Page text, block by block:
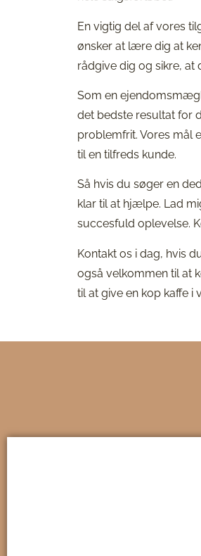
En vigtig del af vores
ønsker at lære dig at
rådgive dig og sikre,
Som en
det bedste resultat for
problemfrit. Vores mål
til en tilfreds kunde.
Så hvis du søger en
klar til at hjælpe. Lad
succesfuld oplevelse.
Kontakt os i dag, hvis
også velkommen til at
til at give en kop kaffe